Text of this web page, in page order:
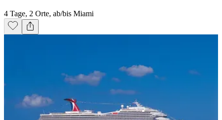
4 Tage, 2 Orte, ab/bis Miami